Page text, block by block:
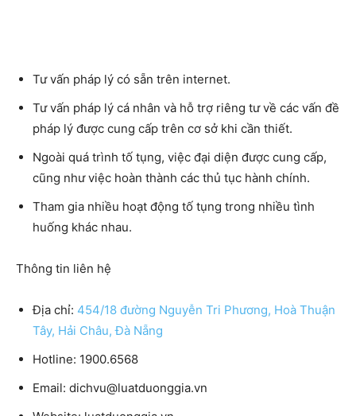
Tư vấn pháp lý có sẵn trên internet.
Tư vấn pháp lý cá nhân và hỗ trợ riêng tư về các vấn đề
pháp lý được cung cấp trên cơ sở khi cần thiết.
Ngoài quá trình tố tụng, việc đại diện được cung cấp,
cũng như việc hoàn thành các thủ tục hành chính.
Tham gia nhiều hoạt động tố tụng trong nhiều tình
huống khác nhau.
Thông tin liên hệ
Địa chỉ: 454/18 đường Nguyễn Tri Phương, Hoà Thuận
Tây, Hải Châu, Đà Nẵng
Hotline: 1900.6568
Email: dichvu@luatduonggia.vn